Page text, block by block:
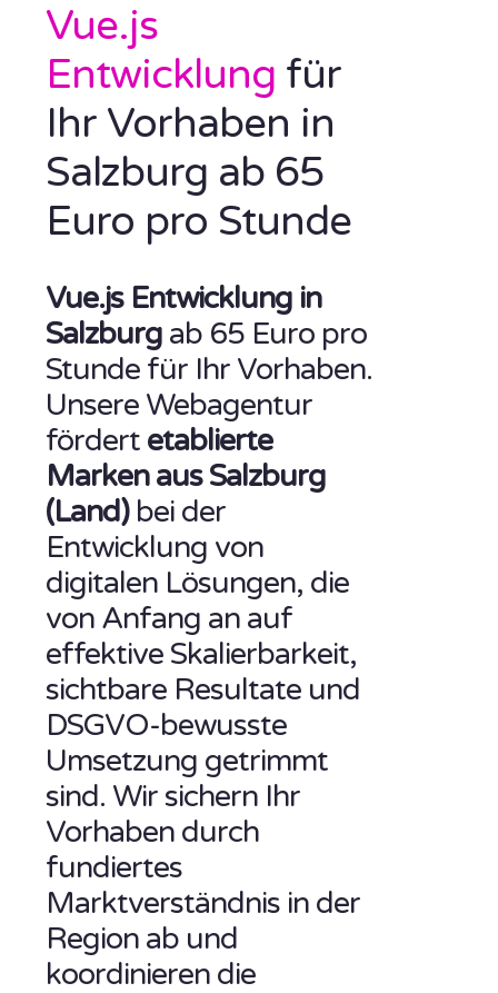
Vue.js
Entwicklung für
Ihr Vorhaben in
Salzburg ab 65
Euro pro Stunde
Vue.js Entwicklung in
Salzburg ab 65 Euro pro
Stunde für Ihr Vorhaben.
Unsere Webagentur
fördert etablierte
Marken aus Salzburg
(Land)bei der
Entwicklung von
digitalen Lösungen, die
von Anfang an auf
effektive Skalierbarkeit,
sichtbare Resultate und
DSGVO-bewusste
Umsetzung getrimmt
sind. Wir sichern Ihr
Vorhaben durch
fundiertes
Marktverständnis in der
Region ab und
koordinieren die